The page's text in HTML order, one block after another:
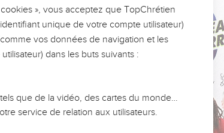
Mais on voit
que ce sont
leurs erreurs
ou une famille,
», vous acceptez que TopChrétien
unique de votre compte utilisateur)
vos données de navigation et les
dans les buts suivants :
que de la vidéo, des cartes du monde…
service de relation aux utilisateurs.